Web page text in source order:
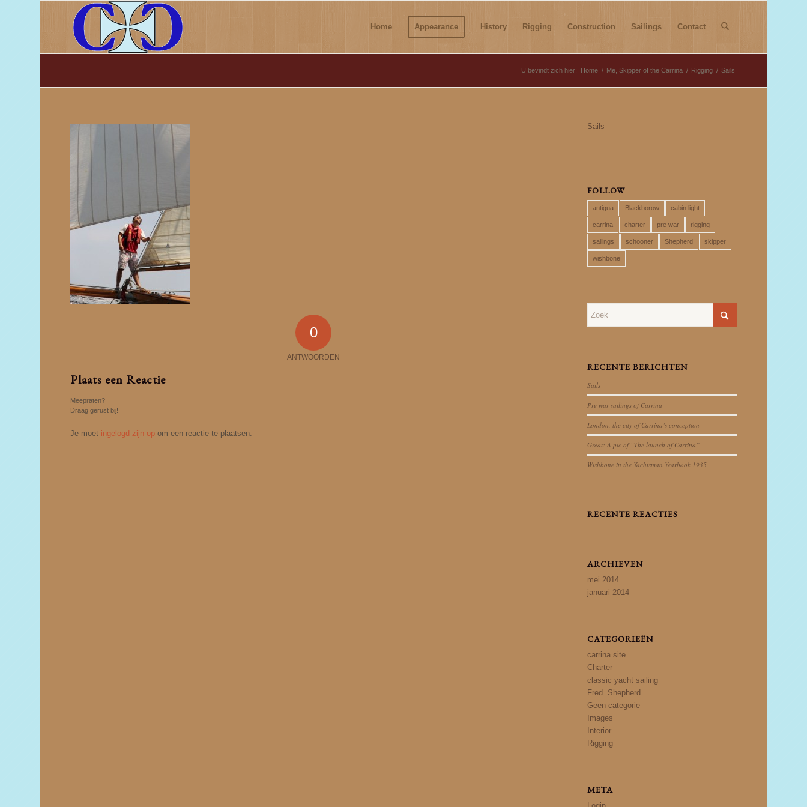
Home Appearance History Rigging Construction Sailings Contact
U bevindt zich hier: Home / Me, Skipper of the Carrina / Rigging / Sails
0
ANTWOORDEN
Plaats een Reactie
Meepraten?
Draag gerust bij!
Je moet ingelogd zijn op om een reactie te plaatsen.
Sails
FOLLOW
antigua Blackborow cabin light
carrina charter pre war rigging
sailings schooner Shepherd skipper
wishbone
RECENTE BERICHTEN
Sails
Pre war sailings of Carrina
London, the city of Carrina’s conception
Great: A pic of “The launch of Carrina”
Wishbone in the Yachtsman Yearbook 1935
RECENTE REACTIES
ARCHIEVEN
mei 2014
januari 2014
CATEGORIEËN
carrina site
Charter
classic yacht sailing
Fred. Shepherd
Geen categorie
Images
Interior
Rigging
META